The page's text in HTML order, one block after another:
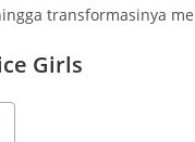
transformasinya
Girls